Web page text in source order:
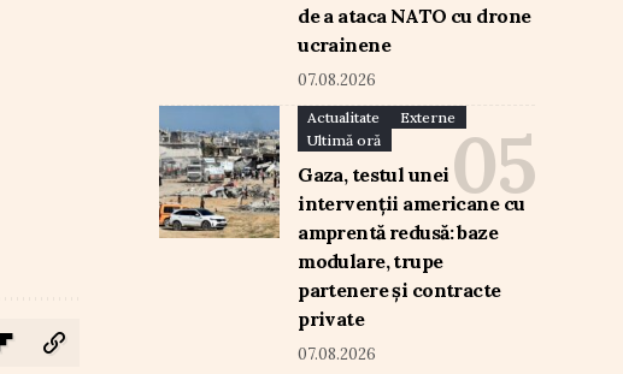
de a ataca NATO cu drone
ucrainene
07.08.2026
Actualitate
Externe
Ultimă oră
Gaza, testul unei
intervenții americane cu
amprentă redusă: baze
modulare, trupe
partenere și contracte
private
07.08.2026